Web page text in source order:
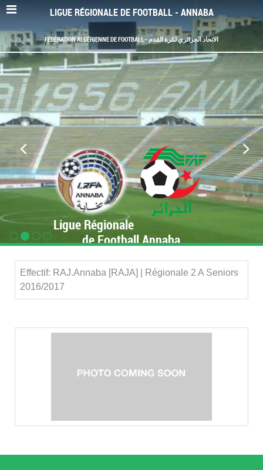
LIGUE RÉGIONALE DE FOOTBALL - ANNABA
FÉDÉRATION ALGÉRIENNE DE FOOTBALL - الاتحاد الجزائري لكرة القدم
Ligue Régionale
de Football Annaba
Effectif: RAJ.Annaba [RAJA] | Régionale 2 A Seniors
2016/2017